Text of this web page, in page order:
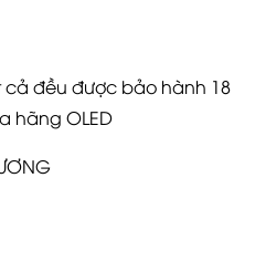
cả đều được bảo hành 18
hãng OLED